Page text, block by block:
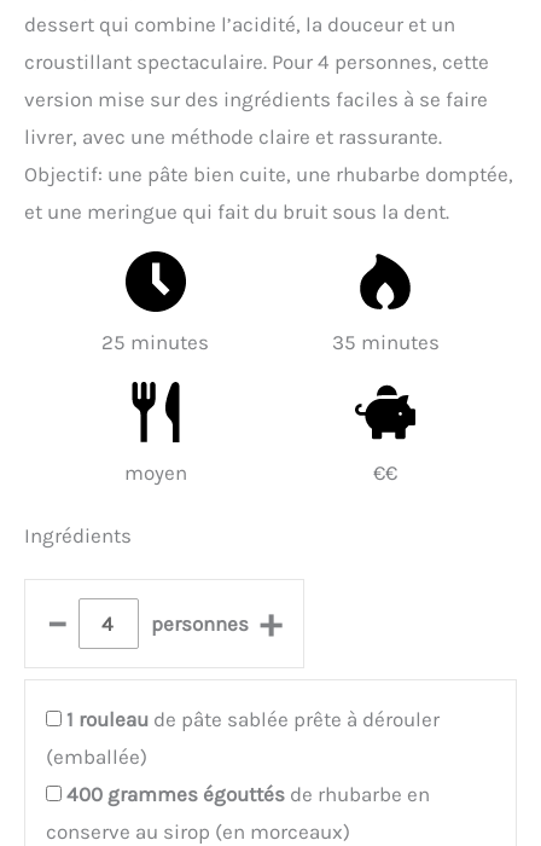
dessert qui combine l’acidité, la douceur et un
croustillant spectaculaire. Pour 4 personnes, cette
version mise sur des ingrédients faciles à se faire
livrer, avec une méthode claire et rassurante.
Objectif: une pâte bien cuite, une rhubarbe domptée,
et une meringue qui fait du bruit sous la dent.
25 minutes 35 minutes
moyen €€
Ingrédients
– personnes +
1 rouleau de pâte sablée prête à dérouler
(emballée)
400 grammes égouttés de rhubarbe en
conserve au sirop (en morceaux)